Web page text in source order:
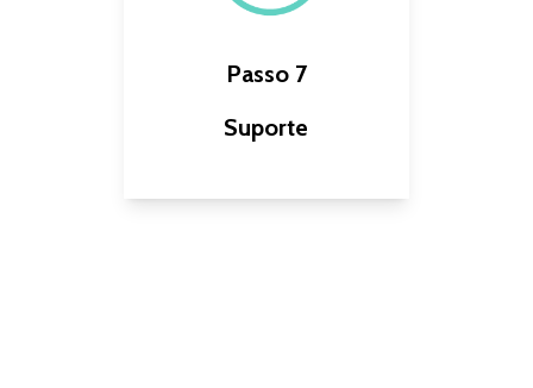
Gerenciamento OTIF
aplicação
Passo 7
Suporte